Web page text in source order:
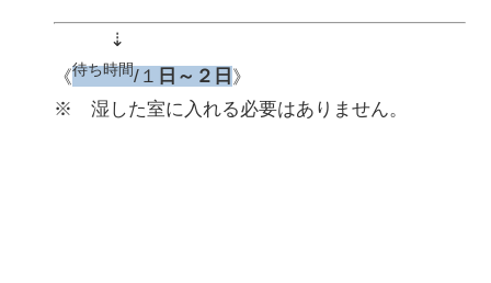
⇣
《待ち時間/１ 日～２日 》
※ 湿した室に入れる必要はありません。